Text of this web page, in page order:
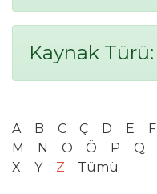
Kaynak Türü:
A B C Ç D E F
M
N O Ö P Q
X
Y Z Tümü